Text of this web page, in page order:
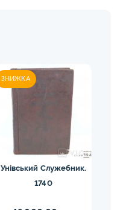
ЗНИЖКА
Унівський Служебник.
1740